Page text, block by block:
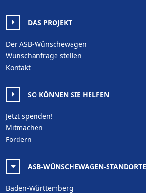
DAS PROJEKT
Der ASB-Wünschewagen
Wunschanfrage stellen
Kontakt
SO KÖNNEN SIE HELFEN
Jetzt spenden!
Mitmachen
Fördern
ASB-WÜNSCHEWAGEN-STANDORTE
Baden-Württemberg